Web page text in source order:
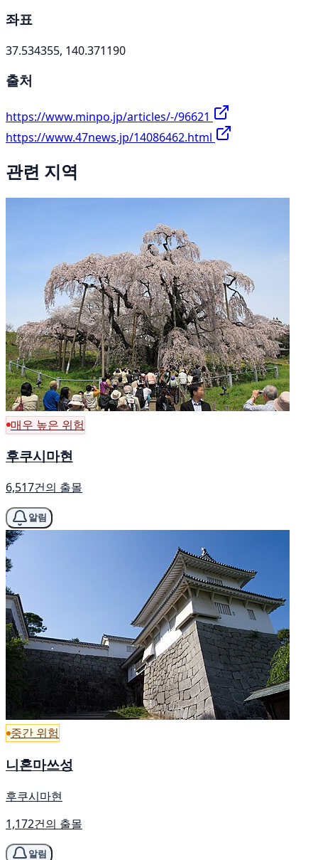
좌표
37.534355, 140.371190
출처
https://www.minpo.jp/articles/-/96621
https://www.47news.jp/14086462.html
관련 지역
매우 높은 위험
후쿠시마현
6,517건의 출몰
알림
중간 위험
니혼마쓰성
후쿠시마현
1,172건의 출몰
알림